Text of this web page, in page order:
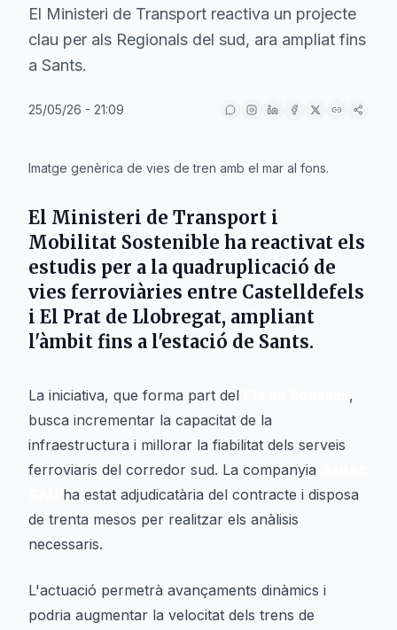
El Ministeri de Transport reactiva un projecte
clau per als Regionals del sud, ara ampliat fins
a Sants.
25/05/26 - 21:09
Imatge genèrica de vies de tren amb el mar al fons.
El Ministeri de Transport i
Mobilitat Sostenible ha reactivat els
estudis per a la quadruplicació de
vies ferroviàries entre Castelldefels
i El Prat de Llobregat, ampliant
l'àmbit fins a l'estació de Sants.
La iniciativa, que forma part del
,
busca incrementar la capacitat de la
infraestructura i millorar la fiabilitat dels serveis
ferroviaris del corredor sud. La companyia
ha estat adjudicatària del contracte i disposa
de trenta mesos per realitzar els anàlisis
necessaris.
L'actuació permetrà avançaments dinàmics i
podria augmentar la velocitat dels trens de